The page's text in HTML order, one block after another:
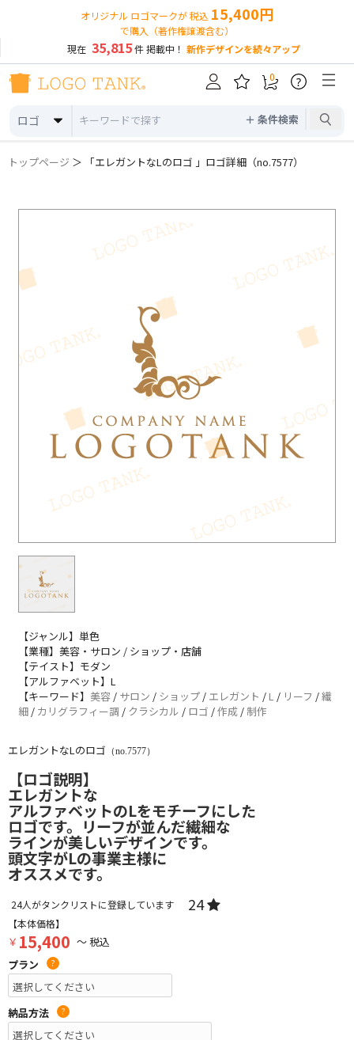
オリジナル ロゴマークが 税込 15,400円
で購入（著作権譲渡含む）
現在 35,815件 掲載中！ 新作デザインを続々アップ
ロゴ ＋ 条件検索
0 ?
トップページ ＞ 「エレガントなLのロゴ 」ロゴ詳細（no.7577）
【ジャンル】単色
【業種】美容・サロン / ショップ・店舗
【テイスト】モダン
【アルファベット】L
【キーワード】 美容 / サロン / ショップ / エレガント /L / リーフ /繊
細 / カリグラフィー調 / クラシカル / ロゴ /作成 / 制作
エレガントなLのロゴ （no.7577）
【ロゴ説明】
エレガントな
アルファベットのLをモチーフにした
ロゴです。リーフが並んだ繊細な
ラインが美しいデザインです。
頭文字がLの事業主様に
オススメです。
24人がタンクリストに登録しています 24
【本体価格】
￥ 15,400 ～ 税込
プラン
?
納品方法 ?